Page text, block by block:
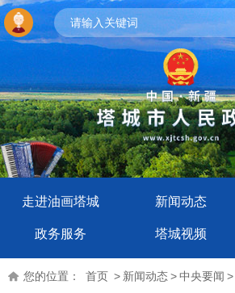
走进油画塔城 新闻动态
政务服务 塔城视频
您的位置： 首页 > 新闻动态>中央要闻 >